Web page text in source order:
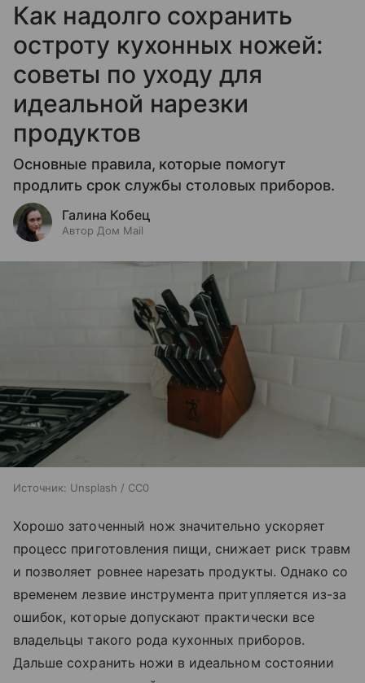
Как надолго сохранить
остроту кухонных ножей:
советы по уходу для
идеальной нарезки
продуктов
Основные правила, которые помогут
продлить срок службы столовых приборов.
Галина Кобец
Автор Дом Mail
Источник: Unsplash / CC0
Хорошо заточенный нож значительно ускоряет
процесс приготовления пищи, снижает риск травм
и позволяет ровнее нарезать продукты. Однако со
временем лезвие инструмента притупляется из-за
ошибок, которые допускают практически все
владельцы такого рода кухонных приборов.
Дальше сохранить ножи в идеальном состоянии